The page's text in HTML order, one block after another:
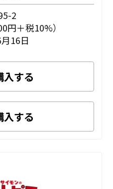
2
円＋税10%）
16日
入する
入する